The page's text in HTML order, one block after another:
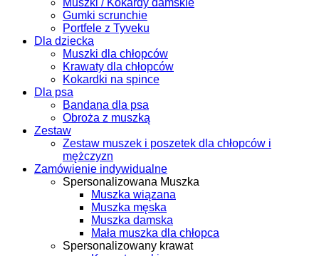
Gumki scrunchie
Portfele z Tyveku
Dla dziecka
Muszki dla chłopców
Krawaty dla chłopców
Kokardki na spince
Dla psa
Bandana dla psa
Obroża z muszką
Zestaw
Zestaw muszek i poszetek dla chłopców i
mężczyzn
Zamówienie indywidualne
Spersonalizowana Muszka
Muszka wiązana
Muszka męska
Muszka damska
Mała muszka dla chłopca
Spersonalizowany krawat